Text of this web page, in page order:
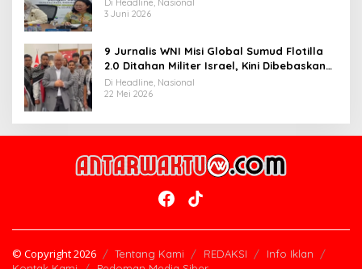
Di Headline, Nasional
3 Juni 2026
9 Jurnalis WNI Misi Global Sumud Flotilla
2.0 Ditahan Militer Israel, Kini Dibebaskan
dan Dievakuasi ke Istanbul
Di Headline, Nasional
22 Mei 2026
© Copyright 2026 Tentang Kami REDAKSI
Info Iklan